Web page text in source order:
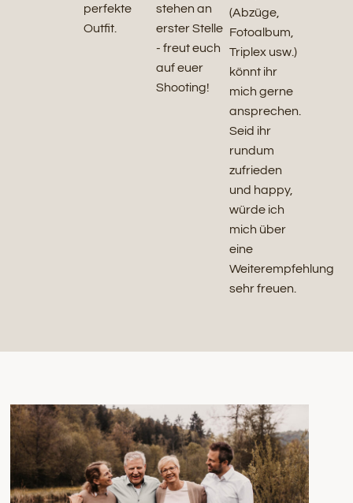
perfekte
Outfit.
stehen an
erster Stelle
- freut euch
auf euer
Shooting!
(Abzüge,
Fotoalbum,
Triplex usw.)
könnt ihr
mich gerne
ansprechen.
Seid ihr
rundum
zufrieden
und happy,
würde ich
mich über
eine
Weiterempfehlung
sehr freuen.